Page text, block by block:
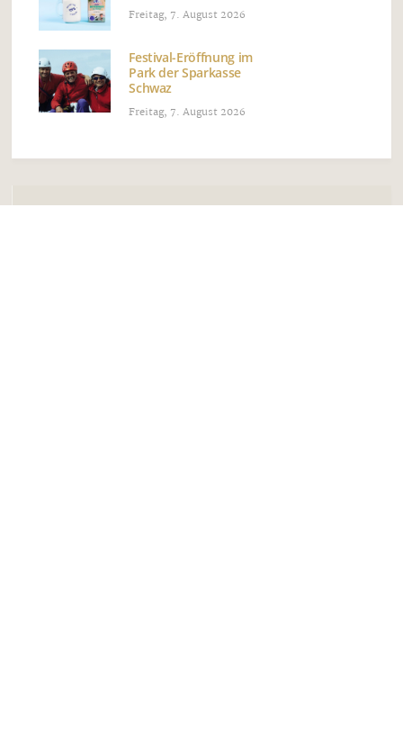
Freitag, 7. August 2026
Festival-Eröffnung im
Park der Sparkasse
Schwaz
Freitag, 7. August 2026